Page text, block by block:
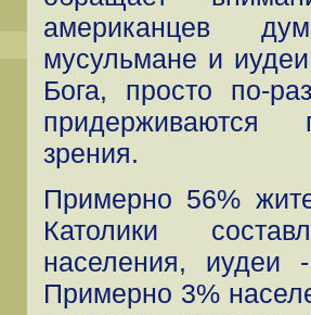
американцев
мусульмане и
Бога, просто по-
придерживаются
зрения.
Примерно 56%
Католики
населения,
Примерно 3%